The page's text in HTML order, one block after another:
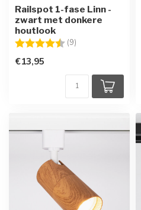
Railspot 1-fase Linn -
zwart met donkere
houtlook
Beoordeling: (9)
€13,95